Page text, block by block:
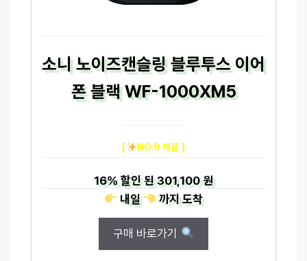
소니 노이즈캔슬링 블루투스 이어
폰 블랙 WF-1000XM5
[ NO.9 제품 ]
16%할인 된301,100 원
내일
까지도착
구매 바로가기